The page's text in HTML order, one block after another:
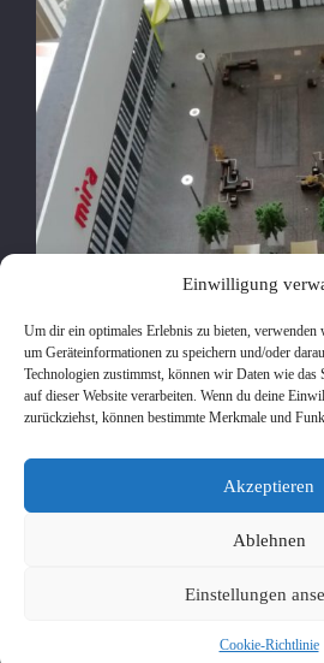
Einwilligung
Um dir ein optimales Erlebnis zu bieten,
um Geräteinformationen zu speichern und/oder
Technologien zustimmst, können wir Daten wie
auf dieser Website verarbeiten. Wenn du deine
zurückziehst, können bestimmte Merkmale und
Akzeptieren
Ablehnen
Einstellungen
Cookie-Richtlinie
München neben dem
Modell erstellt, in dem verschieden
Möblierung dargestellt werden
1. November 2018